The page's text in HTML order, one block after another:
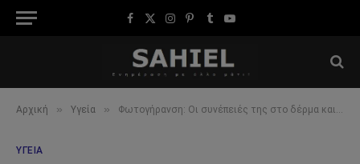
Facebook
X
Instagram
Pinterest
TumblrYouTube
Αρχική » Υγεία » Φωτογήρανση: Οι συνέπειές της στο δέρμα και antiaging tips
ΥΓΕΊΑ